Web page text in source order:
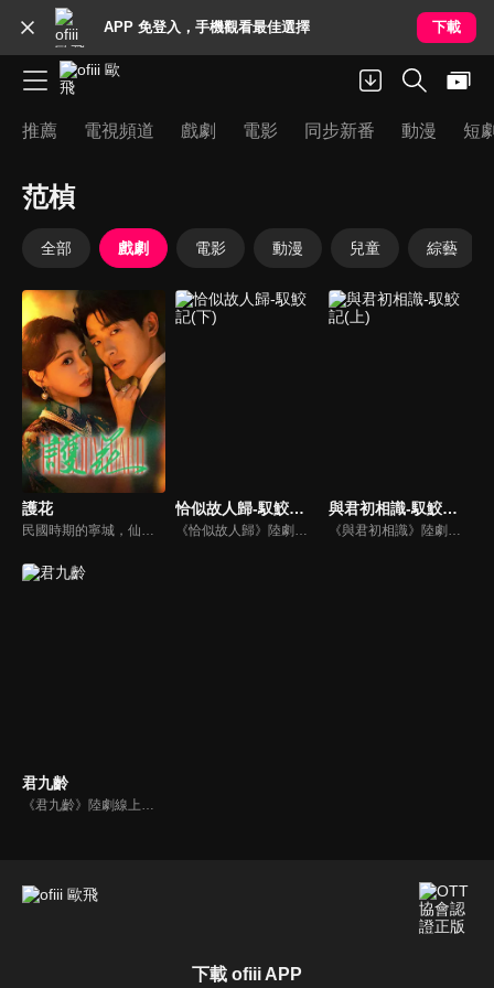
APP 免登入，手機觀看最佳選擇 下載
推薦 電視頻道 戲劇 電影 同步新番 動漫 短
范楨
全部 戲劇 電影 動漫 兒童 綜藝
護花
民國時期的寧城，仙樂斯舞廳的頭牌舞女白媚兒，實則是民間組織“玉蘭閣”的成員。她接受了一項危險任務：接近甯城商會會長陳慶明，調查其與軍閥董方勾結運輸的軍火，並設法摧毀。憑藉精心設計的“英雄救美”戲碼，白媚兒成功嫁入陳家。然而，她踏入的不是富貴溫柔鄉，而是步步驚心的龍潭虎穴。
恰似故人歸-馭鮫記(下)
《恰似故人歸》陸劇線上看。《馭鮫記》的下部。長意（任嘉倫）將紀雲禾（迪麗熱巴）囚禁在自己身邊。為化解萬花谷與北淵的恩怨，雲禾散盡最後的靈力，用生命救下寒霜發作的所有萬花谷御靈師。仙師與順德仙姬（郭曉婷）為一己私慾，意圖毀滅世間，長意與雲禾共同肩負起責任…
與君初相識-馭鮫記(上)
《與君初相識》陸劇線上看。《馭鮫記》上部。東海鮫人長意（任嘉倫）在海上救了遭遇危險的順德仙姬，善良的長意將其送回時，卻反遭暗算囚禁在萬花谷。萬花谷護法兼御靈師紀雲禾（迪麗熱巴）為了自由決定爭取馴服長意的機會，在馴服過程中產生情愫。二人一仙一妖的愛戀，能否衝破束縛？
君九齡
下載 ofiii APP